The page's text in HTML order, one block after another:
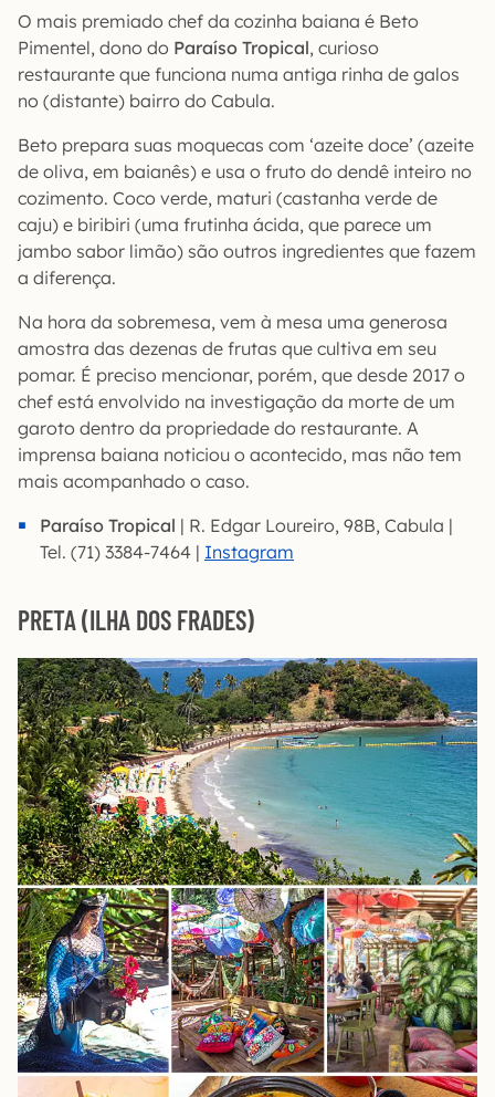
O mais premiado chef da cozinha baiana é Beto
Pimentel, dono do Paraíso Tropical, curioso
restaurante que funciona numa antiga rinha de galos
no (distante) bairro do Cabula.
Beto prepara suas moquecas com ‘azeite doce’ (azeite
de oliva, em baianês) e usa o fruto do dendê inteiro no
cozimento. Coco verde, maturi (castanha verde de
caju) e biribiri (uma frutinha ácida, que parece um
jambo sabor limão) são outros ingredientes que fazem
a diferença.
Na hora da sobremesa, vem à mesa uma generosa
amostra das dezenas de frutas que cultiva em seu
pomar. É preciso mencionar, porém, que desde 2017 o
chef está envolvido na investigação da morte de um
garoto dentro da propriedade do restaurante. A
imprensa baiana noticiou o acontecido, mas não tem
mais acompanhado o caso.
Paraíso Tropical | R. Edgar Loureiro, 98B, Cabula |
Tel. (71) 3384-7464 | Instagram
PRETA (ILHA DOS FRADES)